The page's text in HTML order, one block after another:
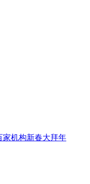
家机构新春大拜年